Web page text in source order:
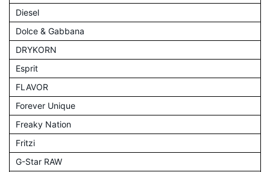
Diesel
Dolce & Gabbana
DRYKORN
Esprit
FLAVOR
Forever Unique
Freaky Nation
Fritzi
G-Star RAW